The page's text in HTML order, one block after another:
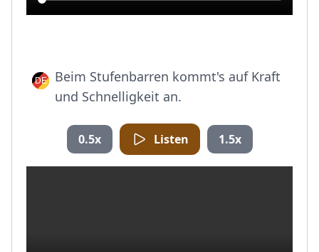
Beim Stufenbarren kommt's auf Kraft
und Schnelligkeit an.
0.5x Listen 1.5x